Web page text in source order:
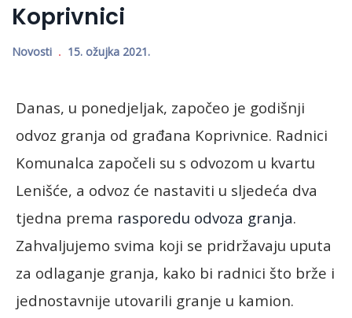
Koprivnici
Novosti 15. ožujka 2021.
Danas, u ponedjeljak, započeo je godišnji
odvoz granja od građana Koprivnice. Radnici
Komunalca započeli su s odvozom u kvartu
Lenišće, a odvoz će nastaviti u sljedeća dva
tjedna prema rasporedu odvoza granja.
Zahvaljujemo svima koji se pridržavaju uputa
za odlaganje granja, kako bi radnici što brže i
jednostavnije utovarili granje u kamion.